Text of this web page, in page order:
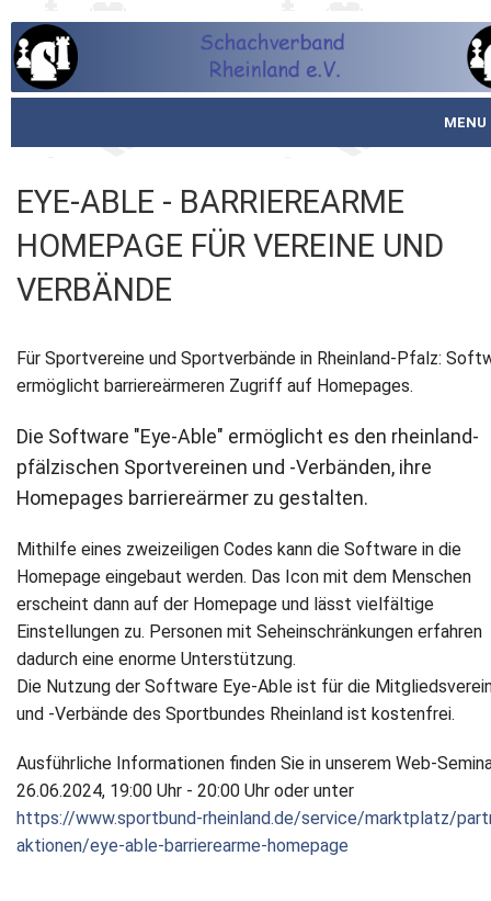
MENU
Spielbetrieb
Meistertafel
Fotos
Service
Kontakt
Impressum
Datenschutz
EYE-ABLE - BARRIEREARME
HOMEPAGE FÜR VEREINE UND
VERBÄNDE
Für Sportvereine und Sportverbände in Rheinland-Pfalz:
ermöglicht barriereärmeren Zugriff auf Homepages.
Die Software "Eye-Able" ermöglicht es den rheinland-
pfälzischen Sportvereinen und -Verbänden, ihre
Homepages barriereärmer zu gestalten.
Mithilfe eines zweizeiligen Codes kann die Software in die
Homepage eingebaut werden. Das Icon mit dem Menschen
erscheint dann auf der Homepage und lässt vielfältige
Einstellungen zu. Personen mit Seheinschränkungen erfahren
dadurch eine enorme Unterstützung.
Die Nutzung der Software Eye-Able ist für die
und -Verbände des Sportbundes Rheinland ist kostenfrei.
Ausführliche Informationen finden Sie in unserem Web-
26.06.2024, 19:00 Uhr - 20:00 Uhr oder unter
https://www.sportbund-rheinland.de/service/marktplatz/
aktionen/eye-able-barrierearme-homepage